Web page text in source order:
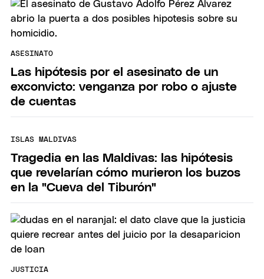
ASESINATO
Las hipótesis por el asesinato de un
exconvicto: venganza por robo o ajuste
de cuentas
ISLAS MALDIVAS
Tragedia en las Maldivas: las hipótesis
que revelarían cómo murieron los buzos
en la "Cueva del Tiburón"
JUSTICIA